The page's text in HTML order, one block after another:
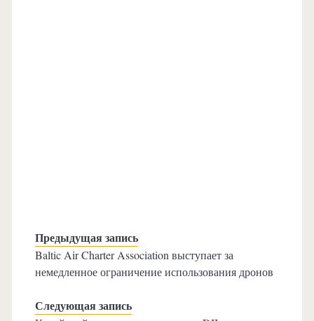
Предыдущая запись
Baltic Air Charter Association выступает за
немедленное ограничение использования дронов
Следующая запись